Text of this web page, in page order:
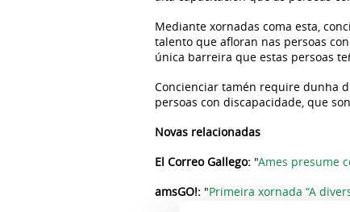
Mediante xornadas coma esta,
talento que afloran nas persoas
única barreira que estas persoas
Concienciar tamén require dunha
persoas con discapacidade, que
Novas relacionadas
El Correo Gallego: "Ames presume
amsGO!: "Primeira xornada “A